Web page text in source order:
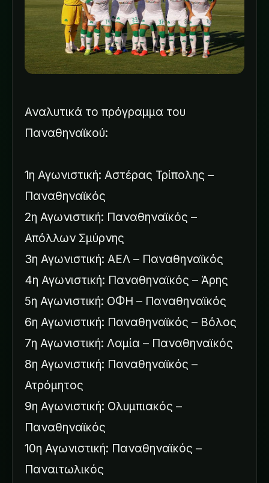
Αναλυτικά το πρόγραμμα του
Παναθηναϊκού:
1η Αγωνιστική: Αστέρας Τρίπολης –
Παναθηναϊκός
2η Αγωνιστική: Παναθηναϊκός –
Απόλλων Σμύρνης
3η Αγωνιστική: ΑΕΛ – Παναθηναϊκός
4η Αγωνιστική: Παναθηναϊκός – Άρης
5η Αγωνιστική: ΟΦΗ – Παναθηναϊκός
6η Αγωνιστική: Παναθηναϊκός – Βόλος
7η Αγωνιστική: Λαμία – Παναθηναϊκός
8η Αγωνιστική: Παναθηναϊκός –
Ατρόμητος
9η Αγωνιστική: Ολυμπιακός –
Παναθηναϊκός
10η Αγωνιστική: Παναθηναϊκός –
Παναιτωλικός